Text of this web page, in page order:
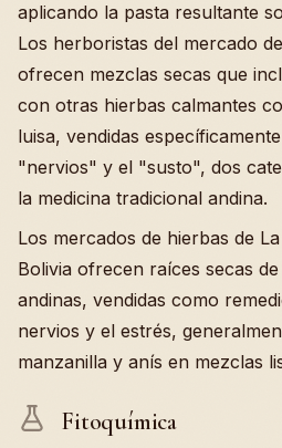
aplicando la pasta resultante
Los herboristas del mercado
ofrecen mezclas secas que
con otras hierbas calmantes
luisa, vendidas
"nervios" y el "susto", dos
la medicina tradicional andina.
Los mercados de hierbas de
Bolivia ofrecen raíces secas
andinas, vendidas como
nervios y el estrés,
manzanilla y anís en mezclas
Fitoquímica